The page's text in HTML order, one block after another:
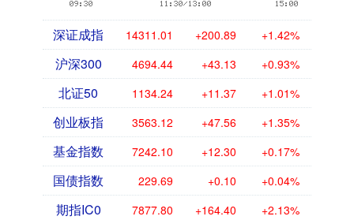
深证成指 14311.01 +200.89 +1.42%
沪深300 4694.44 +43.13 +0.93%
北证50 1134.24 +11.37 +1.01%
创业板指 3563.12 +47.56 +1.35%
基金指数 7242.10 +12.30 +0.17%
国债指数 229.69 +0.10 +0.04%
期指IC0 7877.80 +164.40 +2.13%